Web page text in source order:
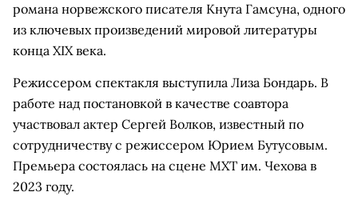
романа норвежского писателя Кнута Гамсуна, одного
из ключевых произведений мировой литературы
конца XIX века.
Режиссером спектакля выступила Лиза Бондарь. В
работе над постановкой в качестве соавтора
участвовал актер Сергей Волков, известный по
сотрудничеству с режиссером Юрием Бутусовым.
Премьера состоялась на сцене МХТ им. Чехова в
2023 году.